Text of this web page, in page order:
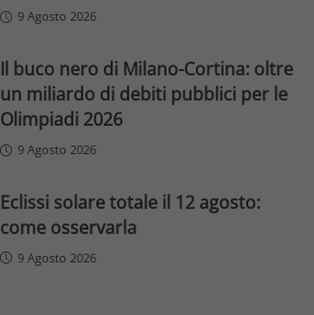
9 Agosto 2026
Il buco nero di Milano-Cortina: oltre
un miliardo di debiti pubblici per le
Olimpiadi 2026
9 Agosto 2026
Eclissi solare totale il 12 agosto:
come osservarla
9 Agosto 2026